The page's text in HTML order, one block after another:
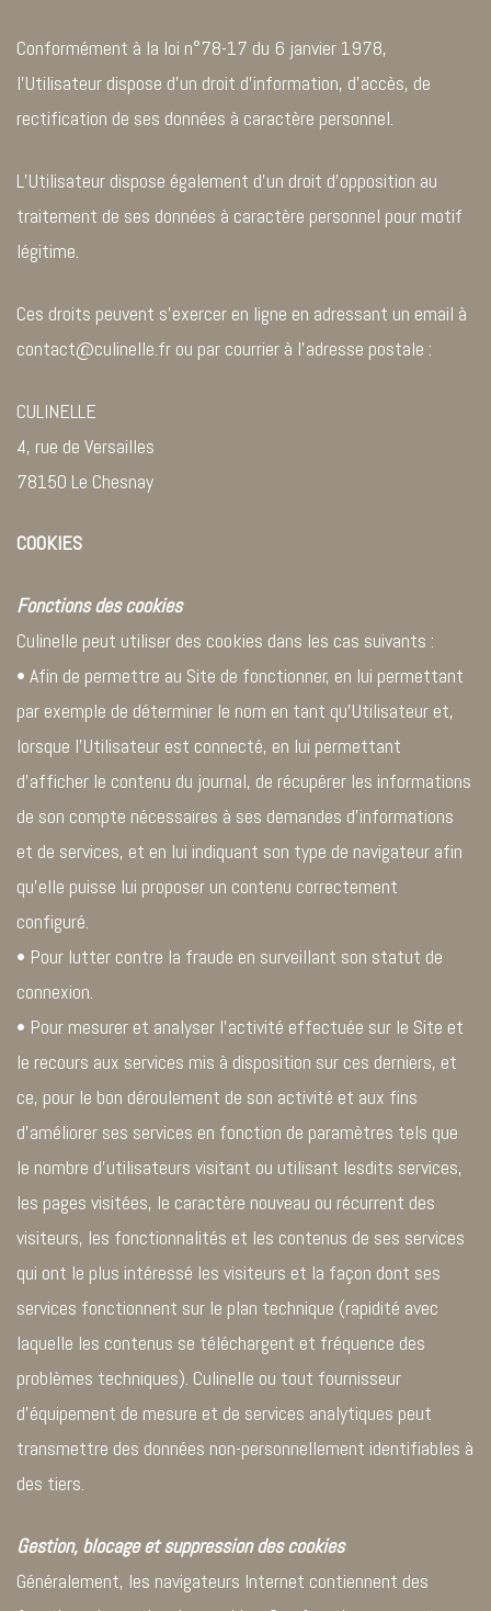
Conformément à la loi n°78-17 du 6 janvier 1978,
l’Utilisateur dispose d’un droit d’information, d’accès, de
rectification de ses données à caractère personnel.
L’Utilisateur dispose également d’un droit d’opposition au
traitement de ses données à caractère personnel pour motif
légitime.
Ces droits peuvent s’exercer en ligne en adressant un email à
contact@culinelle.fr ou par courrier à l’adresse postale :
CULINELLE
4, rue de Versailles
78150 Le Chesnay
COOKIES
Fonctions des cookies
Culinelle peut utiliser des cookies dans les cas suivants :
• Afin de permettre au Site de fonctionner, en lui permettant
par exemple de déterminer le nom en tant qu’Utilisateur et,
lorsque l’Utilisateur est connecté, en lui permettant
d’afficher le contenu du journal, de récupérer les informations
de son compte nécessaires à ses demandes d’informations
et de services, et en lui indiquant son type de navigateur afin
qu’elle puisse lui proposer un contenu correctement
configuré.
• Pour lutter contre la fraude en surveillant son statut de
connexion.
• Pour mesurer et analyser l’activité effectuée sur le Site et
le recours aux services mis à disposition sur ces derniers, et
ce, pour le bon déroulement de son activité et aux fins
d’améliorer ses services en fonction de paramètres tels que
le nombre d’utilisateurs visitant ou utilisant lesdits services,
les pages visitées, le caractère nouveau ou récurrent des
visiteurs, les fonctionnalités et les contenus de ses services
qui ont le plus intéressé les visiteurs et la façon dont ses
services fonctionnent sur le plan technique (rapidité avec
laquelle les contenus se téléchargent et fréquence des
problèmes techniques). Culinelle ou tout fournisseur
d’équipement de mesure et de services analytiques peut
transmettre des données non-personnellement identifiables à
des tiers.
Gestion, blocage et suppression des cookies
Généralement, les navigateurs Internet contiennent des